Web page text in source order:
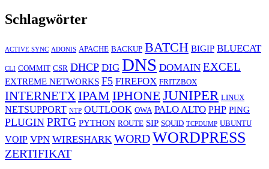
Schlagwörter
ACTIVE SYNC ADONIS APACHE BACKUP BATCH BIGIP BLUECAT
CLI COMMIT CSR DHCP DIG DNS DOMAIN EXCEL
EXTREME NETWORKS F5 FIREFOX FRITZBOX
INTERNETXIPAM IPHONEJUNIPER LINUX
NETSUPPORT NTP OUTLOOK OWA PALO ALTO PHP PING
PLUGIN PRTG PYTHON ROUTE SIP SQUID TCPDUMP UBUNTU
VOIP VPN WIRESHARK WORDWORDPRESS
ZERTIFIKAT